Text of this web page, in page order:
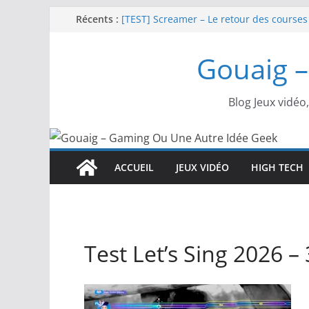
PasserRécents : [TEST] Screamer – Le retour des
SNK NEOGEO AES+ : un succès dingue !
NEOGEO AES+ : La légende de
Gouaig
Blog Jeux
ACCUEIL JEUX VIDÉO HIGH TECH
Test Let’s Sing 2026 –